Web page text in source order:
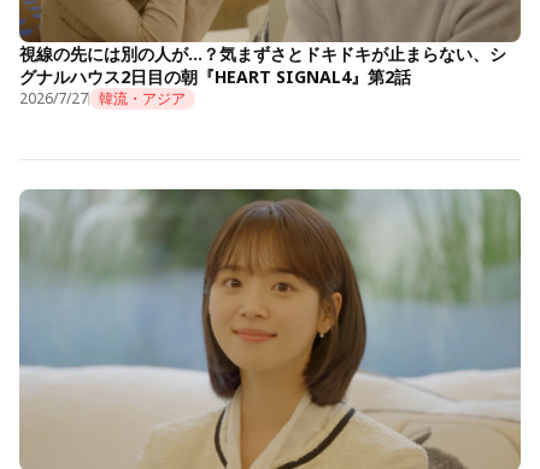
視線の先には別の人が…？気まずさとドキドキが止まらない、シ
グナルハウス2日目の朝『HEART SIGNAL4』第2話
2026/7/27 韓流・アジア